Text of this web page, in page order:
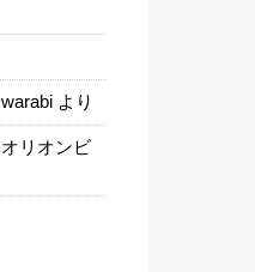
warabi より
オリオンビ